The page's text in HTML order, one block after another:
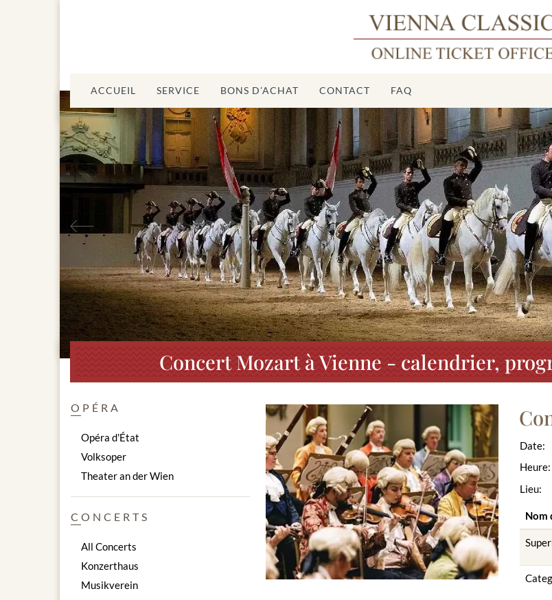
ACCUEIL SERVICE BONS D’ACHAT CONTACT FAQ
Précédent
Concert Mozart à Vienne - calendrier,
Date:
Heure:
Lieu:
Nom
OPÉRA
Opéra d'État
Volksoper
Theater an der Wien
CONCERTS
All Concerts
Konzerthaus
Musikverein